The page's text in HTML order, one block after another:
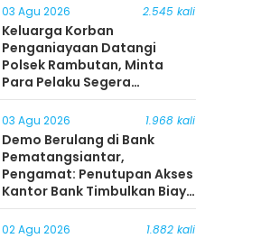
03 Agu 2026 2.545 kali
Keluarga Korban
Penganiayaan Datangi
Polsek Rambutan, Minta
Para Pelaku Segera
Ditangkap
03 Agu 2026 1.968 kali
Demo Berulang di Bank
Pematangsiantar,
Pengamat: Penutupan Akses
Kantor Bank Timbulkan Biaya
Ekonomi bagi Masyarakat
02 Agu 2026 1.882 kali